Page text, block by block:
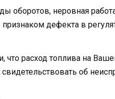
оборотов, неровная
дефекта в
что расход топлива на
об